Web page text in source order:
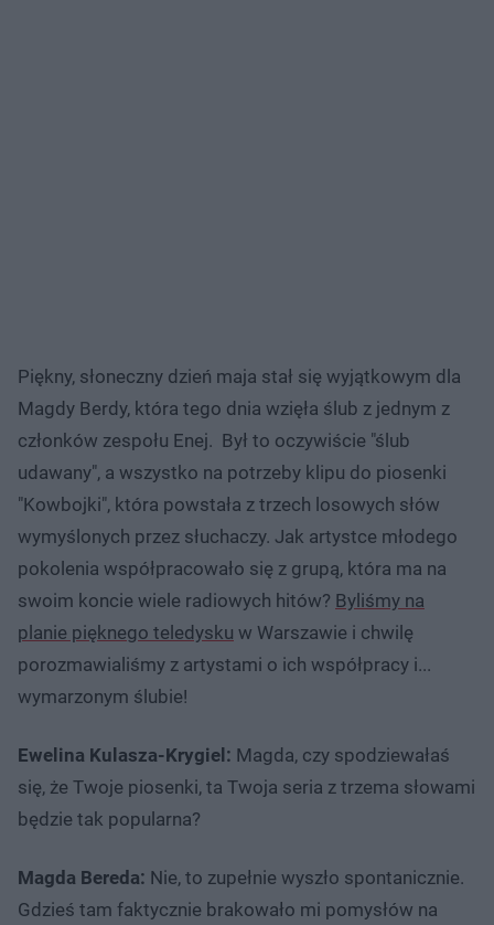
Piękny, słoneczny dzień maja stał się wyjątkowym dla
Magdy Berdy, która tego dnia wzięła ślub z jednym z
członków zespołu Enej. Był to oczywiście "ślub
udawany", a wszystko na potrzeby klipu do piosenki
"Kowbojki", która powstała z trzech losowych słów
wymyślonych przez słuchaczy. Jak artystce młodego
pokolenia współpracowało się z grupą, która ma na
swoim koncie wiele radiowych hitów? Byliśmy na
planie pięknego teledysku w Warszawie i chwilę
porozmawialiśmy z artystami o ich współpracy i...
wymarzonym ślubie!
Ewelina Kulasza-Krygiel: Magda, czy spodziewałaś
się, że Twoje piosenki, ta Twoja seria z trzema słowami
będzie tak popularna?
Magda Bereda: Nie, to zupełnie wyszło spontanicznie.
Gdzieś tam faktycznie brakowało mi pomysłów na